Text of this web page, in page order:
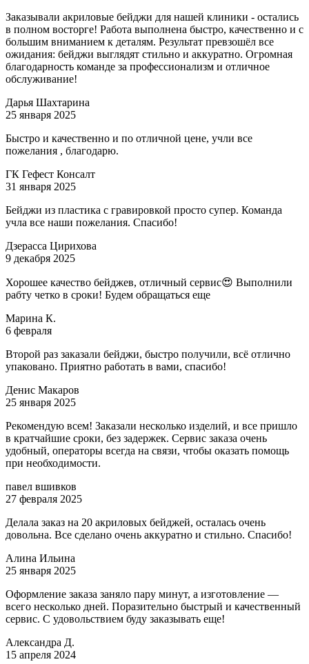
Заказывали акриловые бейджи для нашей клиники - остались
в полном восторге! Работа выполнена быстро, качественно и с
большим вниманием к деталям. Результат превзошёл все
ожидания: бейджи выглядят стильно и аккуратно. Огромная
благодарность команде за профессионализм и отличное
обслуживание!
Дарья Шахтарина
25 января 2025
Быстро и качественно и по отличной цене, учли все
пожелания , благодарю.
ГК Гефест Консалт
31 января 2025
Бейджи из пластика с гравировкой просто супер. Команда
учла все наши пожелания. Спасибо!
Дзерасса Цирихова
9 декабря 2025
Хорошее качество бейджев, отличный сервис😍 Выполнили
рабту четко в сроки! Будем обращаться еще
Марина К.
6 февраля
Второй раз заказали бейджи, быстро получили, всё отлично
упаковано. Приятно работать в вами, спасибо!
Денис Макаров
25 января 2025
Рекомендую всем! Заказали несколько изделий, и все пришло
в кратчайшие сроки, без задержек. Сервис заказа очень
удобный, операторы всегда на связи, чтобы оказать помощь
при необходимости.
павел вшивков
27 февраля 2025
Делала заказ на 20 акриловых бейджей, осталась очень
довольна. Все сделано очень аккуратно и стильно. Спасибо!
Алина Ильина
25 января 2025
Оформление заказа заняло пару минут, а изготовление —
всего несколько дней. Поразительно быстрый и качественный
сервис. С удовольствием буду заказывать еще!
Александра Д.
15 апреля 2024